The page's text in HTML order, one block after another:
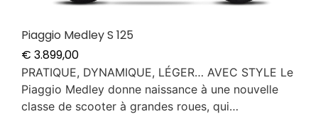
Piaggio Medley S 125
€ 3.899,00
PRATIQUE, DYNAMIQUE, LÉGER… AVEC STYLE Le
Piaggio Medley donne naissance à une nouvelle
classe de scooter à grandes roues, qui…